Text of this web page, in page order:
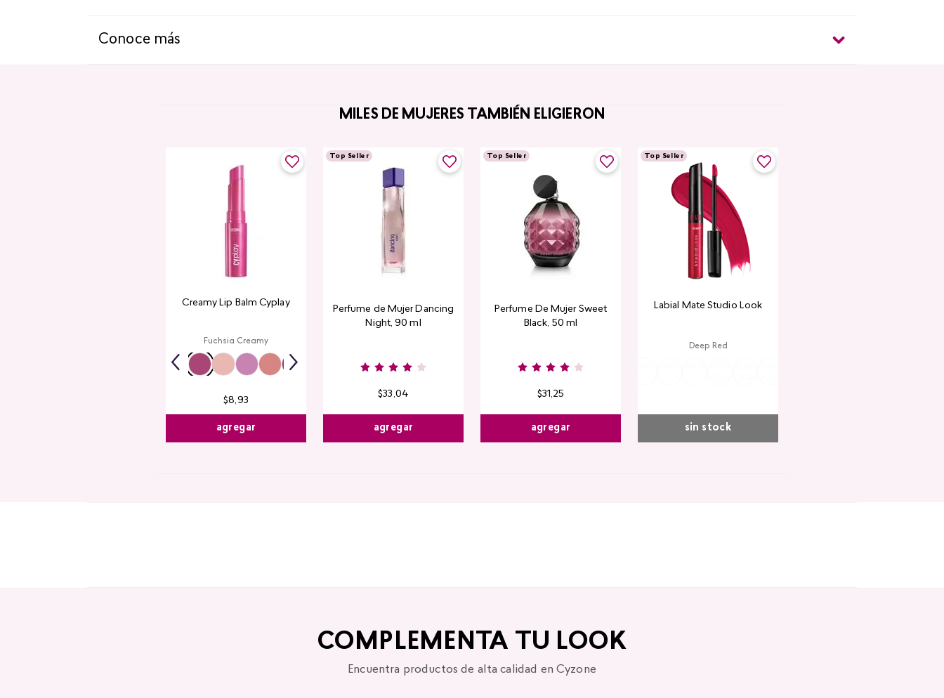
Conoce más
MILES DE MUJERES TAMBIÉN ELIGIERON
Creamy Lip Balm Cyplay
Fuchsia Creamy
$8,93
agregar
Top Seller
Perfume de Mujer Dancing
Night, 90 ml
$33 ,04
agregar
Top Seller
Perfume De Mujer Sweet
Black, 50 ml
$31,25
agregar
Top Seller
Labial Mate Studio Look
Deep Red
Burgundy
Rose Pink Dusty
sin stock
COMPLEMENTA TU LOOK
Encuentra productos de alta calidad en Cyzone